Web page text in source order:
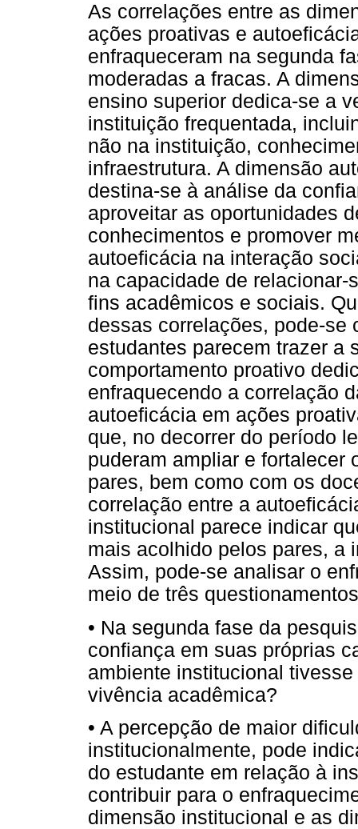
As correlações entre as
ações proativas e
enfraqueceram na segunda
moderadas a fracas. A
ensino superior dedica-se a
instituição frequentada,
não na instituição,
infraestrutura. A dimensão
destina-se à análise da
aproveitar as oportunidades
conhecimentos e promover
autoeficácia na interação
na capacidade de
fins acadêmicos e sociais.
dessas correlações, pode-se
estudantes parecem trazer a
comportamento proativo
enfraquecendo a correlação
autoeficácia em ações
que, no decorrer do período
puderam ampliar e fortalecer
pares, bem como com os
correlação entre a
institucional parece indicar
mais acolhido pelos pares, a
Assim, pode-se analisar o
meio de três
• Na segunda fase da
confiança em suas próprias
ambiente institucional
vivência acadêmica?
• A percepção de maior
institucionalmente, pode
do estudante em relação à
contribuir para o
dimensão institucional e as